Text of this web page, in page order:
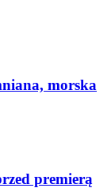
morska
premierą